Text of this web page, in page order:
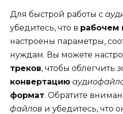
Для быстрой работы с
убедитесь, что в рабочем
настроены параметры,
нуждам. Вы можете
треков, чтобы облегчить
конвертацию
формат. Обратите
файлов и убедитесь, что